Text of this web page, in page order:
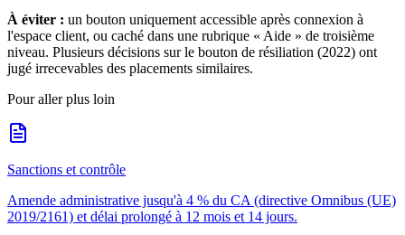
À éviter : un bouton uniquement accessible après connexion à
l'espace client, ou caché dans une rubrique « Aide » de troisième
niveau. Plusieurs décisions sur le bouton de résiliation (2022) ont
jugé irrecevables des placements similaires.
Pour aller plus loin
Sanctions et contrôle
Amende administrative jusqu'à 4 % du CA (directive Omnibus (UE)
2019/2161) et délai prolongé à 12 mois et 14 jours.